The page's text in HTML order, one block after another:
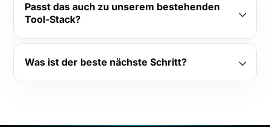
Passt das auch zu unserem bestehenden
Tool-Stack?
Was ist der beste nächste Schritt?